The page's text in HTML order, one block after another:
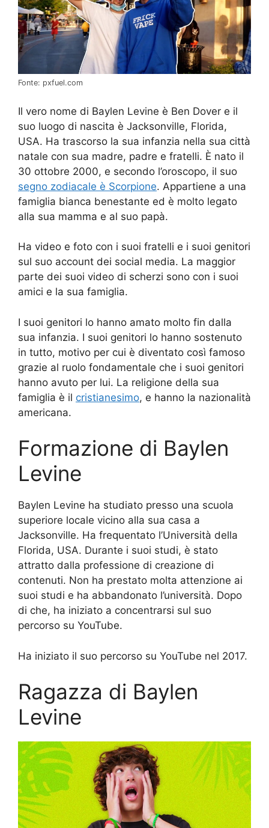
Fonte: pxfuel.com
Il vero nome di Baylen Levine è Ben Dover e il
suo luogo di nascita è Jacksonville, Florida,
USA. Ha trascorso la sua infanzia nella sua città
natale con sua madre, padre e fratelli. È nato il
30 ottobre 2000, e secondo l’oroscopo, il suo
segno zodiacale è Scorpione. Appartiene a una
famiglia bianca benestante ed è molto legato
alla sua mamma e al suo papà.
Ha video e foto con i suoi fratelli e i suoi genitori
sul suo account dei social media. La maggior
parte dei suoi video di scherzi sono con i suoi
amici e la sua famiglia.
I suoi genitori lo hanno amato molto fin dalla
sua infanzia. I suoi genitori lo hanno sostenuto
in tutto, motivo per cui è diventato così famoso
grazie al ruolo fondamentale che i suoi genitori
hanno avuto per lui. La religione della sua
famiglia è il cristianesimo, e hanno la nazionalità
americana.
Formazione di Baylen
Levine
Baylen Levine ha studiato presso una scuola
superiore locale vicino alla sua casa a
Jacksonville. Ha frequentato l’Università della
Florida, USA. Durante i suoi studi, è stato
attratto dalla professione di creazione di
contenuti. Non ha prestato molta attenzione ai
suoi studi e ha abbandonato l’università. Dopo
di che, ha iniziato a concentrarsi sul suo
percorso su YouTube.
Ha iniziato il suo percorso su YouTube nel 2017.
Ragazza di Baylen
Levine